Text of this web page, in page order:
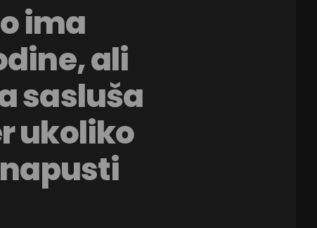
ima
ali
sasluša
ukoliko